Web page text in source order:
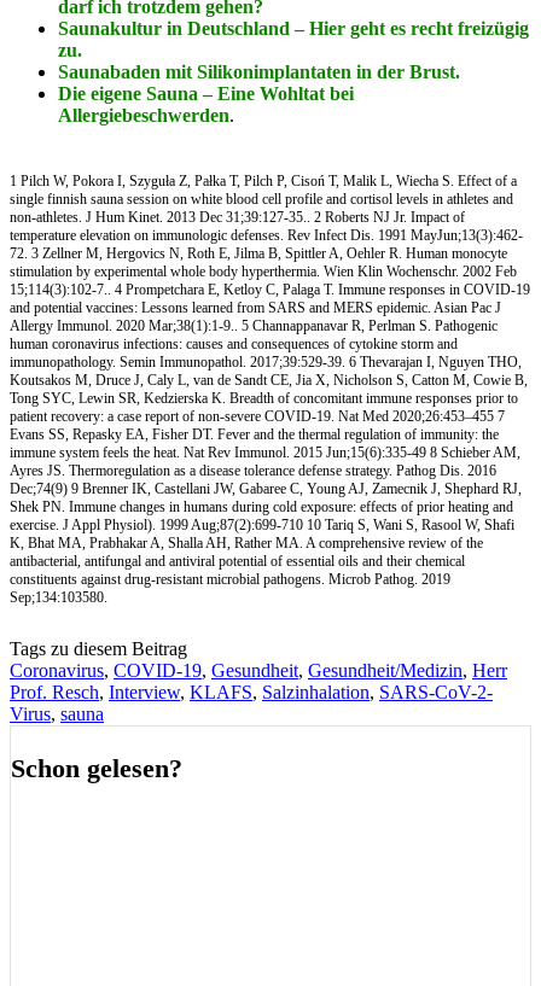
darf ich trotzdem gehen?
Saunakultur in Deutschland – Hier geht es recht freizügig
zu.
Saunabaden mit Silikonimplantaten in der Brust.
Die eigene Sauna – Eine Wohltat bei
Allergiebeschwerden.
1 Pilch W, Pokora I, Szyguła Z, Pałka T, Pilch P, Cisoń T, Malik L, Wiecha S. Effect of a
single finnish sauna session on white blood cell profile and cortisol levels in athletes and
non-athletes. J Hum Kinet. 2013 Dec 31;39:127-35.. 2 Roberts NJ Jr. Impact of
temperature elevation on immunologic defenses. Rev Infect Dis. 1991 MayJun;13(3):462-
72. 3 Zellner M, Hergovics N, Roth E, Jilma B, Spittler A, Oehler R. Human monocyte
stimulation by experimental whole body hyperthermia. Wien Klin Wochenschr. 2002 Feb
15;114(3):102-7.. 4 Prompetchara E, Ketloy C, Palaga T. Immune responses in COVID-19
and potential vaccines: Lessons learned from SARS and MERS epidemic. Asian Pac J
Allergy Immunol. 2020 Mar;38(1):1-9.. 5 Channappanavar R, Perlman S. Pathogenic
human coronavirus infections: causes and consequences of cytokine storm and
immunopathology. Semin Immunopathol. 2017;39:529-39. 6 Thevarajan I, Nguyen THO,
Koutsakos M, Druce J, Caly L, van de Sandt CE, Jia X, Nicholson S, Catton M, Cowie B,
Tong SYC, Lewin SR, Kedzierska K. Breadth of concomitant immune responses prior to
patient recovery: a case report of non-severe COVID-19. Nat Med 2020;26:453–455 7
Evans SS, Repasky EA, Fisher DT. Fever and the thermal regulation of immunity: the
immune system feels the heat. Nat Rev Immunol. 2015 Jun;15(6):335-49 8 Schieber AM,
Ayres JS. Thermoregulation as a disease tolerance defense strategy. Pathog Dis. 2016
Dec;74(9) 9 Brenner IK, Castellani JW, Gabaree C, Young AJ, Zamecnik J, Shephard RJ,
Shek PN. Immune changes in humans during cold exposure: effects of prior heating and
exercise. J Appl Physiol). 1999 Aug;87(2):699-710 10 Tariq S, Wani S, Rasool W, Shafi
K, Bhat MA, Prabhakar A, Shalla AH, Rather MA. A comprehensive review of the
antibacterial, antifungal and antiviral potential of essential oils and their chemical
constituents against drug-resistant microbial pathogens. Microb Pathog. 2019
Sep;134:103580.
Tags zu diesem Beitrag
Coronavirus, COVID-19, Gesundheit, Gesundheit/Medizin, Herr
Prof. Resch, Interview, KLAFS, Salzinhalation, SARS-CoV-2-
Virus, sauna
Schon gelesen?